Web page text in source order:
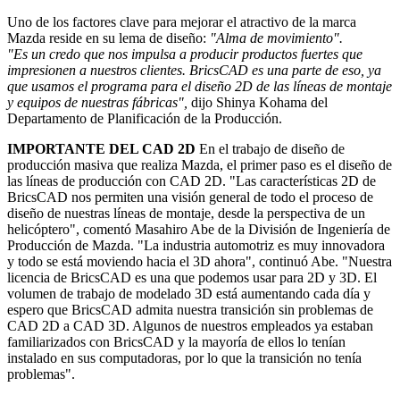
Uno de los factores clave para mejorar el atractivo de la marca
Mazda reside en su lema de diseño: "Alma de movimiento".
"Es un credo que nos impulsa a producir productos fuertes que
impresionen a nuestros clientes. BricsCAD es una parte de eso, ya
que usamos el programa para el diseño 2D de las líneas de montaje
y equipos de nuestras fábricas", dijo Shinya Kohama del
Departamento de Planificación de la Producción.
IMPORTANTE DEL CAD 2D En el trabajo de diseño de
producción masiva que realiza Mazda, el primer paso es el diseño de
las líneas de producción con CAD 2D. "Las características 2D de
BricsCAD nos permiten una visión general de todo el proceso de
diseño de nuestras líneas de montaje, desde la perspectiva de un
helicóptero", comentó Masahiro Abe de la División de Ingeniería de
Producción de Mazda. "La industria automotriz es muy innovadora
y todo se está moviendo hacia el 3D ahora", continuó Abe. "Nuestra
licencia de BricsCAD es una que podemos usar para 2D y 3D. El
volumen de trabajo de modelado 3D está aumentando cada día y
espero que BricsCAD admita nuestra transición sin problemas de
CAD 2D a CAD 3D. Algunos de nuestros empleados ya estaban
familiarizados con BricsCAD y la mayoría de ellos lo tenían
instalado en sus computadoras, por lo que la transición no tenía
problemas".